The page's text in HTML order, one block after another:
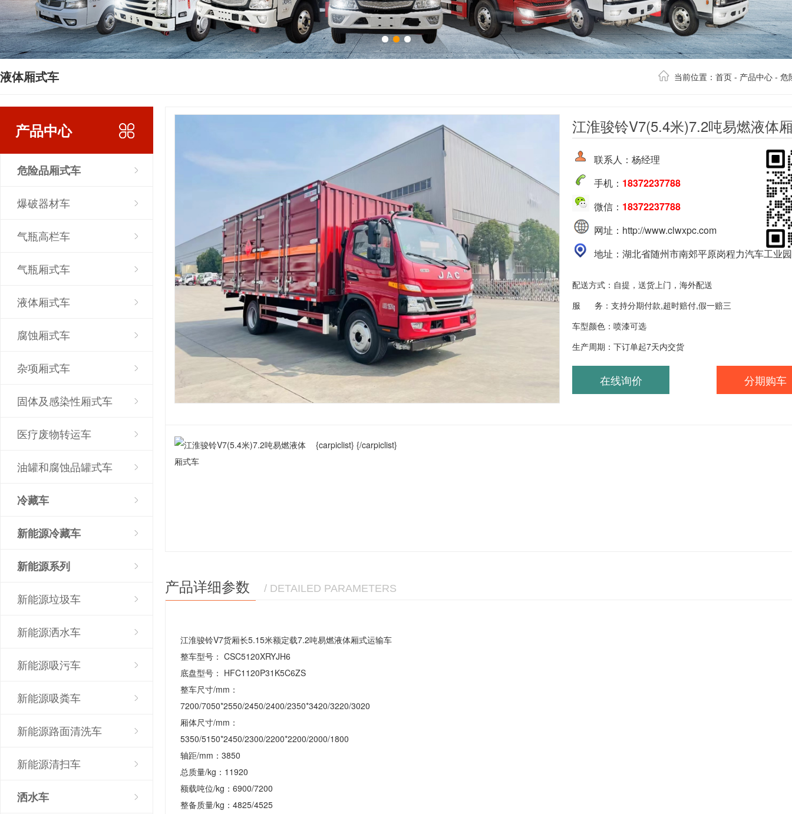
液体厢式车 当前位置： 首页 - 产品中心 - 危
产品中心
危险品厢式车
爆破器材车
气瓶高栏车
气瓶厢式车
液体厢式车
腐蚀厢式车
杂项厢式车
固体及感染性厢式车
医疗废物转运车
油罐和腐蚀品罐式车
冷藏车
新能源冷藏车
新能源系列
新能源垃圾车
新能源洒水车
新能源吸污车
新能源吸粪车
新能源路面清洗车
新能源清扫车
洒水车
江淮骏铃V7(5.4米)7.2吨易燃液体
联系人：杨经理
手机： 18372237788
微信： 18372237788
网址：http://www.clwxpc.com
地址：湖北省随州市南郊平原岗程力汽车工业园
配送方式：自提，送货上门，海外配送
服 务：支持分期付款,超时赔付,假一赔三
车型颜色：喷漆可选
生产周期：下订单起7天内交货
在线询价 分期购车
{carpiclist} {/carpiclist}
产品详细参数 / DETAILED PARAMETERS
江淮骏铃V7货厢长5.15米额定载7.2吨易燃液体厢式运输车
整车型号： CSC5120XRYJH6
底盘型号： HFC1120P31K5C6ZS
整车尺寸/mm：
7200/7050*2550/2450/2400/2350*3420/3220/3020
厢体尺寸/mm：
5350/5150*2450/2300/2200*2200/2000/1800
轴距/mm：3850
总质量/kg：11920
额载吨位/kg：6900/7200
整备质量/kg：4825/4525